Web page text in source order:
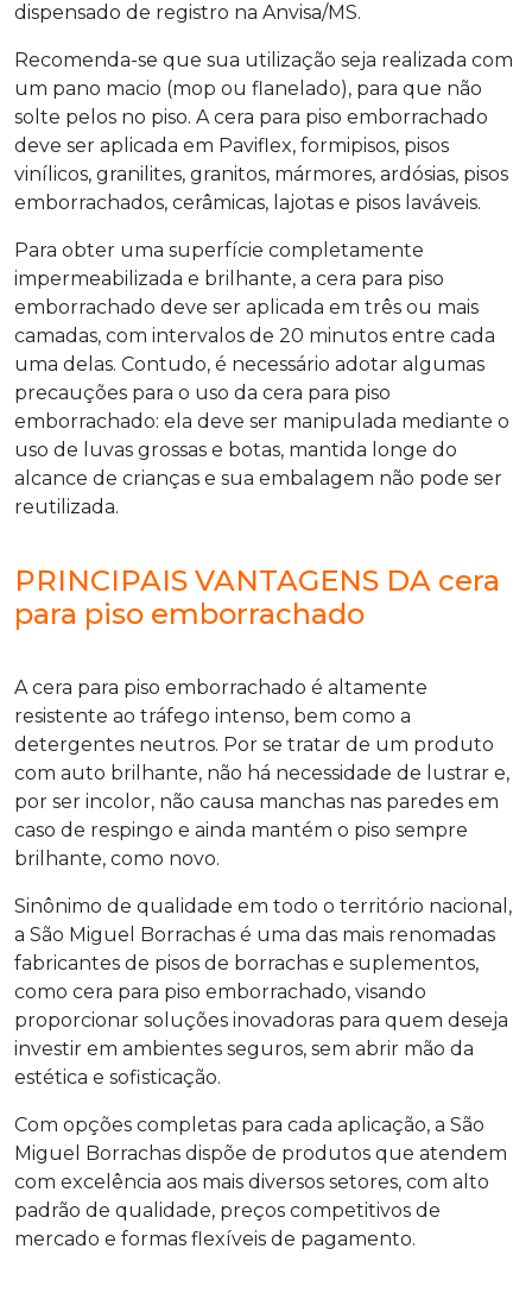
dispensado de registro na Anvisa/MS.
Recomenda-se que sua utilização seja realizada com
um pano macio (mop ou flanelado), para que não
solte pelos no piso. Acera para piso emborrachado
deve ser aplicada em Paviflex, formipisos, pisos
vinílicos, granilites, granitos, mármores, ardósias, pisos
emborrachados, cerâmicas, lajotas e pisos laváveis.
Para obter uma superfície completamente
impermeabilizada e brilhante, a cera para piso
emborrachado deve ser aplicada em três ou mais
camadas, com intervalos de 20 minutos entre cada
uma delas. Contudo, é necessário adotar algumas
precauções para o uso da cera para piso
emborrachado: ela deve ser manipulada mediante o
uso de luvas grossas e botas, mantida longe do
alcance de crianças e sua embalagem não pode ser
reutilizada.
PRINCIPAIS VANTAGENS DA cera
para piso emborrachado
Acera para piso emborrachado é altamente
resistente ao tráfego intenso, bem como a
detergentes neutros. Por se tratar de um produto
com auto brilhante, não há necessidade de lustrar e,
por ser incolor, não causa manchas nas paredes em
caso de respingo e ainda mantém o piso sempre
brilhante, como novo.
Sinônimo de qualidade em todo o território nacional,
a São Miguel Borrachas é uma das mais renomadas
fabricantes de pisos de borrachas e suplementos,
como cera para piso emborrachado, visando
proporcionar soluções inovadoras para quem deseja
investir em ambientes seguros, sem abrir mão da
estética e sofisticação.
Com opções completas para cada aplicação, a São
Miguel Borrachas dispõe de produtos que atendem
com excelência aos mais diversos setores, com alto
padrão de qualidade, preços competitivos de
mercado e formas flexíveis de pagamento.